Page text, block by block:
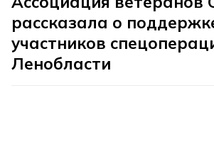
рассказала о
участников
Ленобласти